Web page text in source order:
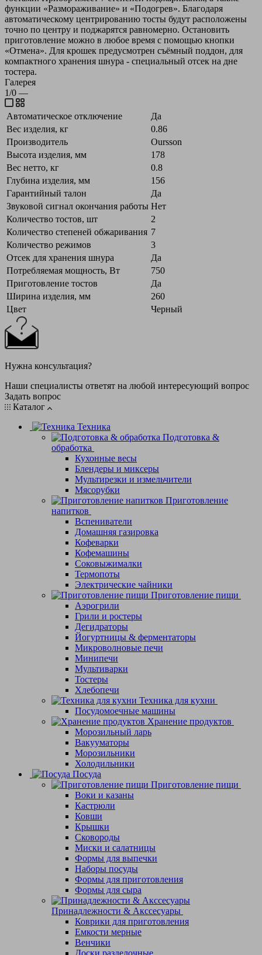
функции «Размораживание» и «Подогрев». Благодаря
автоматическому центрированию тосты будут расположены
точно по центру и поджарятся равномерно. Остановить
приготовление можно в любое время с помощью кнопки
«Отмена». Для крошек предусмотрен съёмный поддон, для
компактного хранения шнура - специальный отсек на дне
тостера.
Галерея
1/0 —
Автоматическое отключение
Да
Вес изделия, кг
0.86
Производитель
Oursson
Высота изделия, мм
178
Вес нетто, кг
0.8
Глубина изделия, мм
156
Гарантийный талон
Да
Звуковой сигнал окончания работы Нет
Количество тостов, шт
2
Количество степеней обжаривания 7
Количество режимов
3
Отсек для хранения шнура
Да
Потребляемая мощность, Вт
750
Приготовление тостов
Да
Ширина изделия, мм
260
Цвет
Черный
Нужна консультация?
Наши специалисты ответят на любой интересующий вопрос
Задать вопрос
Каталог
Техника
Подготовка &
обработка
Кухонные весы
Блендеры и миксеры
Мультирезки и измельчители
Мясорубки
Приготовление
напитков
Вспениватели
Домашняя газировка
Кофеварки
Кофемашины
Соковыжималки
Термопоты
Электрические чайники
Приготовление пищи
Аэрогрили
Грили и ростеры
Дегидраторы
Йогуртницы & ферментаторы
Микроволновые печи
Минипечи
Мультиварки
Тостеры
Хлебопечи
Техника для кухни
Посудомоечные машины
Хранение продуктов
Морозильный ларь
Вакууматоры
Морозильники
Холодильники
Посуда
Приготовление пищи
Воки и казаны
Кастрюли
Ковши
Крышки
Сковороды
Миски и салатницы
Формы для выпечки
Наборы посуды
Формы для приготовления
Формы для сыра
Принадлежности & Акссесуары
Коврики для приготовления
Емкости мерные
Венчики
Доски разделочные